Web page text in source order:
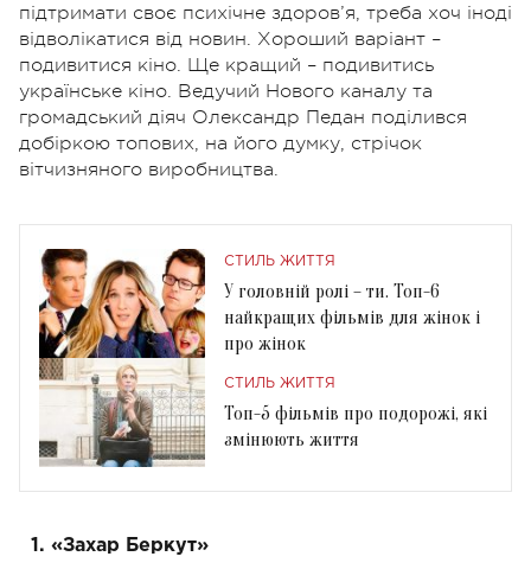
підтримати своє психічне здоров’я, треба хоч іноді
відволікатися від новин. Хороший варіант –
подивитися кіно. Ще кращий – подивитись
українське кіно. Ведучий Нового каналу та
громадський діяч Олександр Педан поділився
добіркою топових, на його думку, стрічок
вітчизняного виробництва.
СТИЛЬ ЖИТТЯ
У головній ролі – ти. Топ-6
найкращих фільмів для жінок і
про жінок
СТИЛЬ ЖИТТЯ
Топ-5 фільмів про подорожі, які
змінюють життя
1. «Захар Беркут»